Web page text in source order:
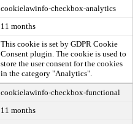
cookielawinfo-checkbox-analytics
11 months
This cookie is set by GDPR Cookie
Consent plugin. The cookie is used to
store the user consent for the cookies
in the category "Analytics".
cookielawinfo-checkbox-functional
11 months